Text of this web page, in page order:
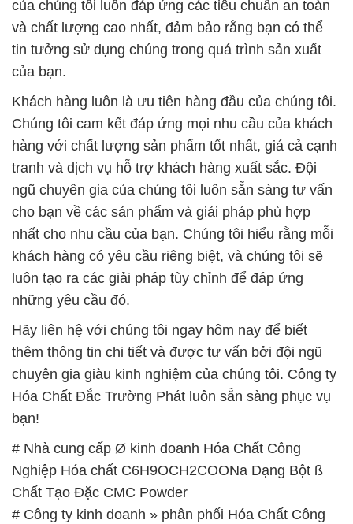
những yêu cầu đó.
Hãy liên hệ với chúng tôi ngay hôm nay để biết
thêm thông tin chi tiết và được tư vấn bởi đội ngũ
chuyên gia giàu kinh nghiệm của chúng tôi. Công ty
Hóa Chất Đắc Trường Phát luôn sẵn sàng phục vụ
bạn!
# Nhà cung cấp Ø kinh doanh Hóa Chất Công
Nghiệp Hóa chất C6H9OCH2COONa Dạng Bột ß
Chất Tạo Đặc CMC Powder
# Công ty kinh doanh » phân phối Hóa Chất Công
Nghiệp Hóa chất C6H9OCH2COONa Dạng Bột ß
Chất Tạo Đặc CMC Powder
# Đơn vị chuyên cung ứng ¯ bán Hóa Chất Công
Nghiệp Hóa chất C6H9OCH2COONa Dạng Bột ß
Chất Tạo Đặc CMC Powder
# Công ty bán ¶ thương mại Hóa Chất Công Nghiệp
Hóa chất C6H9OCH2COONa Dạng Bột ß Chất Tạo
Đặc CMC Powder
# Cung cấp × phân phối Hóa Chất Công Nghiệp
Hóa chất C6H9OCH2COONa Dạng Bột ß Chất Tạo
Đặc CMC Powder
# Địa chỉ chuyên phân phối & thương mại Hóa Chất
Công Nghiệp Hóa chất C6H9OCH2COONa Dạng